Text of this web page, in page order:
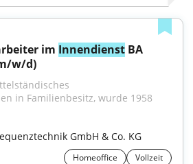
im Innendienst BA
w/d)
in Familienbesitz, wurde 1958
GmbH & Co. KG
Homeoffice Vollzeit